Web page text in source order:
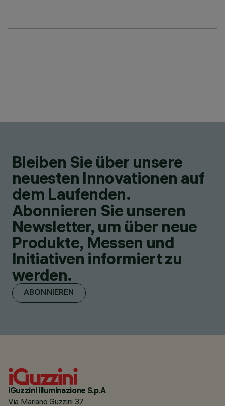
Bleiben Sie über unsere
neuesten Innovationen auf
dem Laufenden.
Abonnieren Sie unseren
Newsletter, um über neue
Produkte, Messen und
Initiativen informiert zu
werden.
ABONNIEREN
iGuzzini illuminazione S.p.A
Via Mariano Guzzini 37